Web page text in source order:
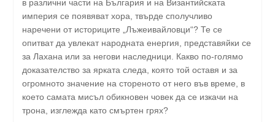
в различни части на България и на Византийската
империя се появяват хора, твърде сполучливо
наречени от историците „Лъжеивайловци“? Те се
опитват да увлекат народната енергия, представяйки се
за Лахана или за негови наследници. Какво по-голямо
доказателство за ярката следа, която той оставя и за
огромното значение на стореното от него във време, в
което самата мисъл обикновен човек да се изкачи на
трона, изглежда като смъртен грях?